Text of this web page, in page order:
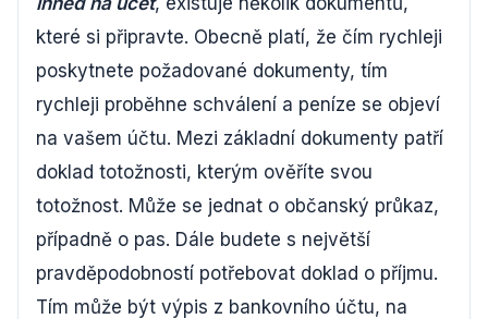
které si připravte. Obecně platí, že čím rychleji
poskytnete požadované dokumenty, tím
rychleji proběhne schválení a peníze se objeví
na vašem účtu. Mezi základní dokumenty patří
doklad totožnosti, kterým ověříte svou
totožnost. Může se jednat o občanský průkaz,
případně o pas. Dále budete s největší
pravděpodobností potřebovat doklad o příjmu.
Tím může být výpis z bankovního účtu, na